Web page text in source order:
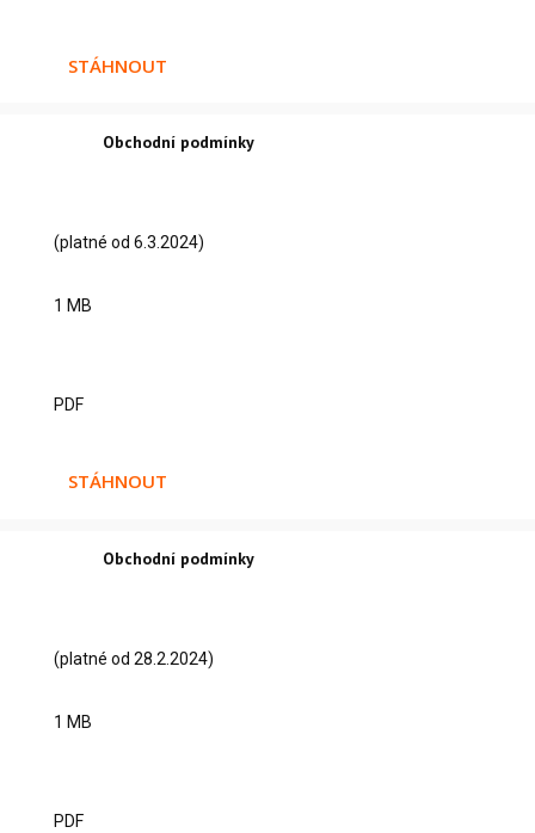
STÁHNOUT
Obchodní podmínky
(platné od 6.3.2024)
1 MB
PDF
STÁHNOUT
Obchodní podmínky
(platné od 28.2.2024)
1 MB
PDF